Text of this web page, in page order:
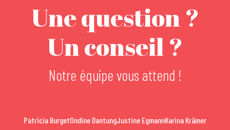
Une question ?
Un conseil ?
Notre équipe vous attend !
Patricia BurgetOndine DantungJustine EgmannKarina Krämer